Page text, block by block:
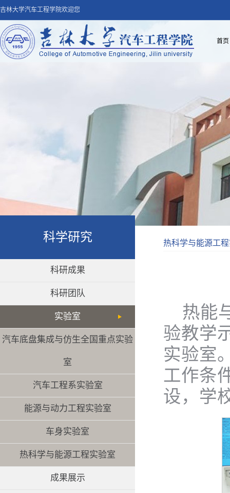
吉林大学汽车工程学院欢迎您
首页
科学研究
科研成果
科研团队
实验室
汽车底盘集成与仿生全国重点实验
室
汽车工程系实验室
能源与动力工程实验室
车身实验室
热科学与能源工程实验室
成果展示
热科学与能源工
热能
验教学
实验室
工作条
设，学